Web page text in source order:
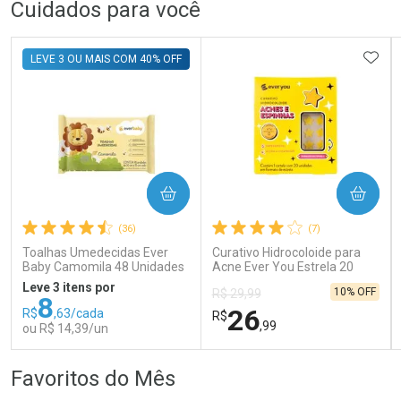
FECHAR
Comprar sem Desconto
Por R$ 80,99/cada
FECHAR
Por Menos
Comprar sem Desconto
Por R$ 80,99/cada
Comprar sem Desconto
Por R$ 99,90/cada
Por Menos
Comprar sem Desconto
Por R$ 99,90/cada
Cuidados para você
(36)
Toalhas Umedecidas Ever
Baby Camomila 48 Unidades
LEVE 3 OU MAIS COM 40% OFF
Leve 3 itens por
R$8,63/cada
ou R$ 14,39/un
COMPRAR
(7)
Curativo Hidrocoloide para
Acne Ever You Estrela 20
R$ 29,99
R$26,99
10% OFF
COMPRAR
Favoritos do Mês